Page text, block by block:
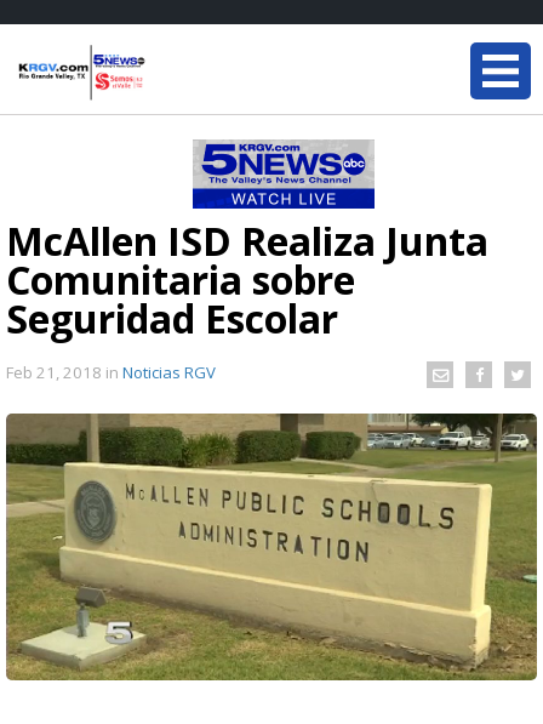
McAllen ISD Realiza Junta
Comunitaria sobre
Seguridad Escolar
Feb 21, 2018 in Noticias RGV